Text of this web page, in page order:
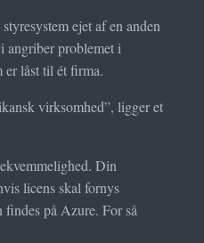
ejet af en anden
angriber problemet i
er låst til ét firma.
virksomhed”, ligger et
Din
licens skal fornys
på Azure. For så